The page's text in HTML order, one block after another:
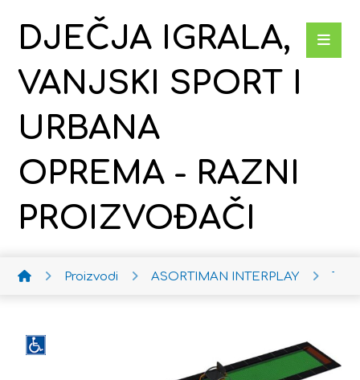
DJEČJA IGRALA,
VANJSKI SPORT I
URBANA
OPREMA - RAZNI
PROIZVOĐAČI
Proizvodi ASORTIMAN INTERPLAY